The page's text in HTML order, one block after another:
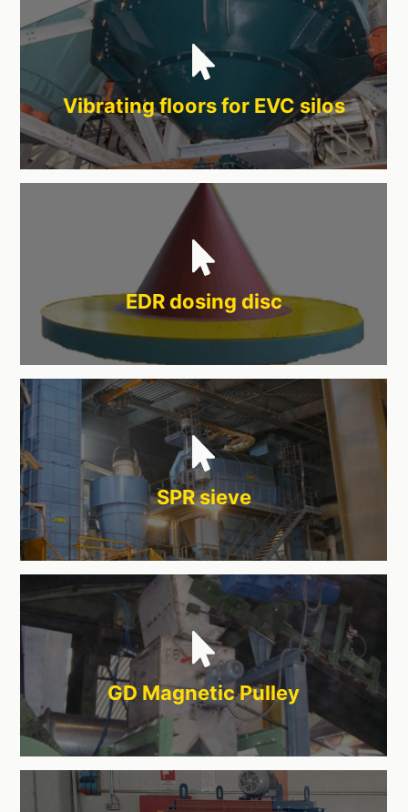
Vibrating floors for EVC silos
EDR dosing disc
SPR sieve
GD Magnetic Pulley